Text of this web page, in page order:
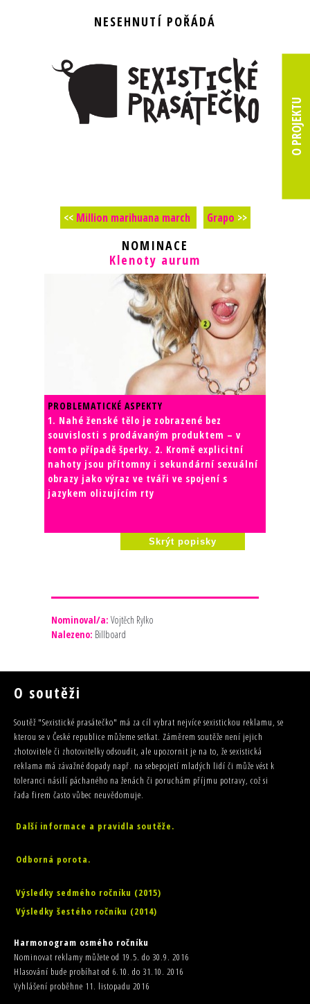
NESEHNUTÍ POŘÁDÁ
<< Million marihuana march Grapo >>
O PROJEKTU
NOMINACE
Klenoty aurum
PROBLEMATICKÉ ASPEKTY
1. Nahé ženské tělo je zobrazené bez
souvislosti s prodávaným produktem – v
tomto případě šperky. 2. Kromě explicitní
nahoty jsou přítomny i sekundární sexuální
obrazy jako výraz ve tváři ve spojení s
jazykem olizujícím rty
Skrýt popisky
Nominoval/a: Vojtěch Rylko
Nalezeno: Billboard
O soutěži
Soutěž "Sexistické prasátečko" má za cíl vybrat nejvíce sexistickou reklamu, se
kterou se v České republice můžeme setkat. Záměrem soutěže není jejich
zhotovitele či zhotovitelky odsoudit, ale upozornit je na to, že sexistická
reklama má závažné dopady např. na sebepojetí mladých lidí či může vést k
toleranci násilí páchaného na ženách či poruchám příjmu potravy, což si
řada firem často vůbec neuvědomuje.
Další informace a pravidla soutěže.
Odborná porota.
Výsledky sedmého ročníku (2015)
Výsledky šestého ročníku (2014)
Harmonogram osmého ročníku
Nominovat reklamy můžete od 19.5. do 30.9. 2016
Hlasování bude probíhat od 6.10. do 31.10. 2016
Vyhlášení proběhne 11. listopadu 2016